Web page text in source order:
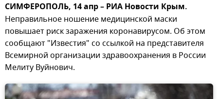
СИМФЕРОПОЛЬ, 14 апр – РИА Новости Крым.
Неправильное ношение медицинской маски
повышает риск заражения коронавирусом. Об этом
сообщают "Известия" со ссылкой на представителя
Всемирной организации здравоохранения в России
Мелиту Вуйнович.